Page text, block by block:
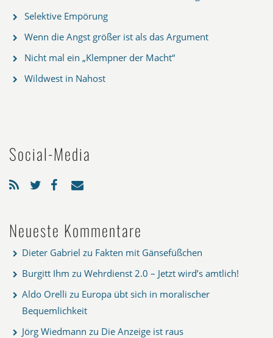
Selektive Empörung
Wenn die Angst größer ist als das Argument
Nicht mal ein „Klempner der Macht“
Wildwest in Nahost
Social-Media
Neueste Kommentare
Dieter Gabriel zu Fakten mit Gänsefüßchen
Burgitt Ihm zu Wehrdienst 2.0 – Jetzt wird’s amtlich!
Aldo Orelli zu Europa übt sich in moralischer
Bequemlichkeit
Jörg Wiedmann zu Die Anzeige ist raus